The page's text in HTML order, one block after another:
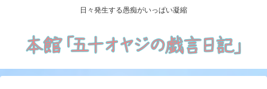
日々発生する愚痴がいっぱい凝縮